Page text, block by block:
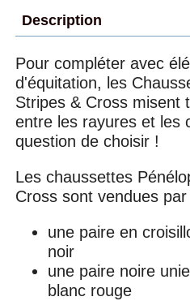
Description
Pour compléter avec
d'équitation, les
Stripes & Cross misent
entre les rayures et les
question de choisir !
Les chaussettes
Cross sont vendues
une paire en
noir
une paire noire
blanc rouge